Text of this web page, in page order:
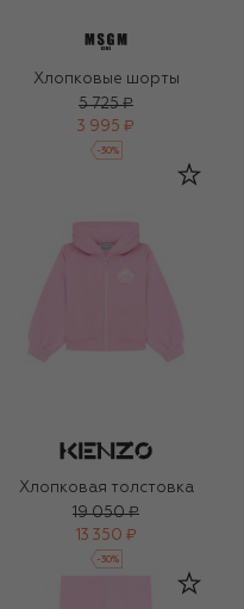
Хлопковые шорты
5 725 ₽
3 995 ₽
-30%
Хлопковая толстовка
19 050 ₽
13 350 ₽
-30%